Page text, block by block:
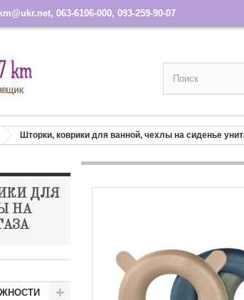
063-6106-000, 093-259-90-07
Шторки, коврики для ванной, чехлы на сиденье
ДЛЯ
НА